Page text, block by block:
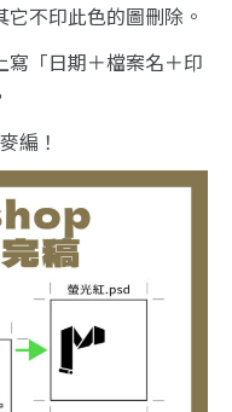
不印此色的圖刪除。
寫「日期＋檔案名＋印
編！